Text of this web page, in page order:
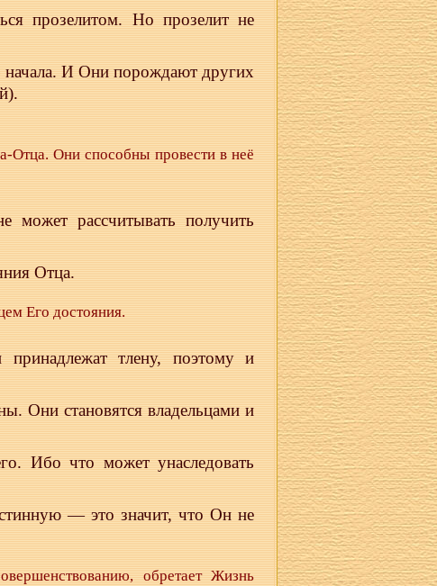
прозелитом. Но прозелит не
И Они порождают других
Они способны провести в неё
может рассчитывать получить
Отца.
Его достояния.
тлену, поэтому и
Они становятся владельцами и
Ибо что может унаследовать
— это значит, что Он не
обретает Жизнь